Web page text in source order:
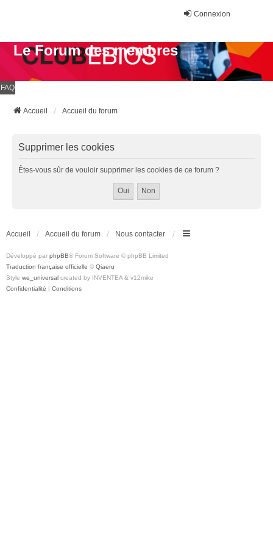
Connexion
Le Forum des membres
FAQ
Accueil Accueil du forum
Supprimer les cookies
Êtes-vous sûr de vouloir supprimer les cookies de ce forum ?
Accueil Accueil du forum Nous contacter
Développé par phpBB® Forum Software © phpBB Limited
Traduction française officielle © Qiaeru
Style we_universal created by INVENTEA & v12mike
Confidentialité | Conditions